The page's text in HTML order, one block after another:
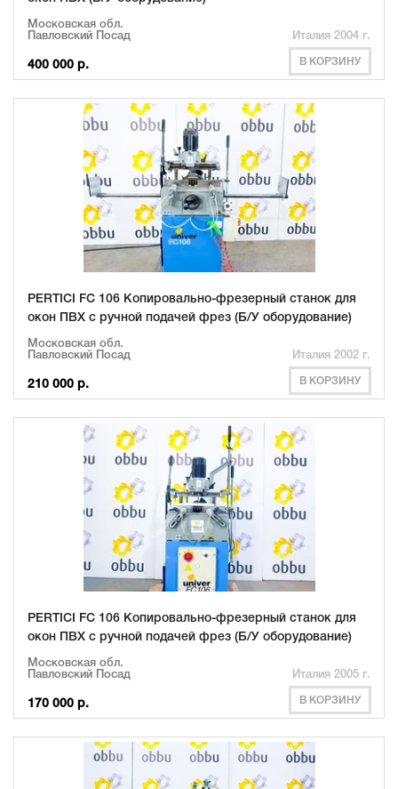
Московская обл.
Павловский Посад
Италия 2004 г.
400 000 р. В КОРЗИНУ
PERTICI FC 106 Копировально-фрезерный станок для
окон ПВХ с ручной подачей фрез (Б/У оборудование)
Московская обл.
Павловский Посад
Италия 2002 г.
210 000 р. В КОРЗИНУ
PERTICI FC 106 Копировально-фрезерный станок для
окон ПВХ с ручной подачей фрез (Б/У оборудование)
Московская обл.
Павловский Посад
Италия 2005 г.
170 000 р. В КОРЗИНУ